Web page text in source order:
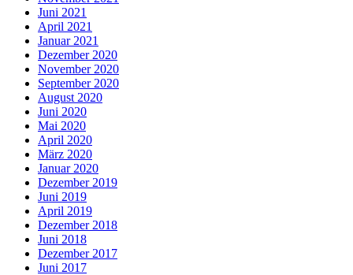
Juni 2021
April 2021
Januar 2021
Dezember 2020
November 2020
September 2020
August 2020
Juni 2020
Mai 2020
April 2020
März 2020
Januar 2020
Dezember 2019
Juni 2019
April 2019
Dezember 2018
Juni 2018
Dezember 2017
Juni 2017